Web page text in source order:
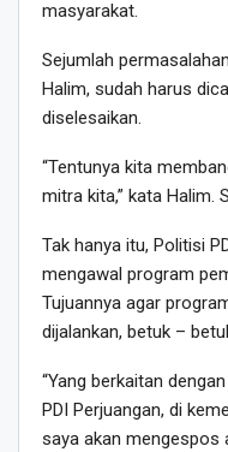
masyarakat.
Sejumlah
Halim, sudah harus
diselesaikan.
“Tentunya kita
mitra kita,” kata Halim.
Tak hanya itu, Politisi
mengawal program
Tujuannya agar
dijalankan, betuk –
“Yang berkaitan
PDI Perjuangan, di
saya akan mengespos